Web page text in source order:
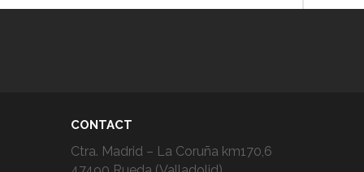
CONTACT
Ctra. Madrid – La Coruña km170,6